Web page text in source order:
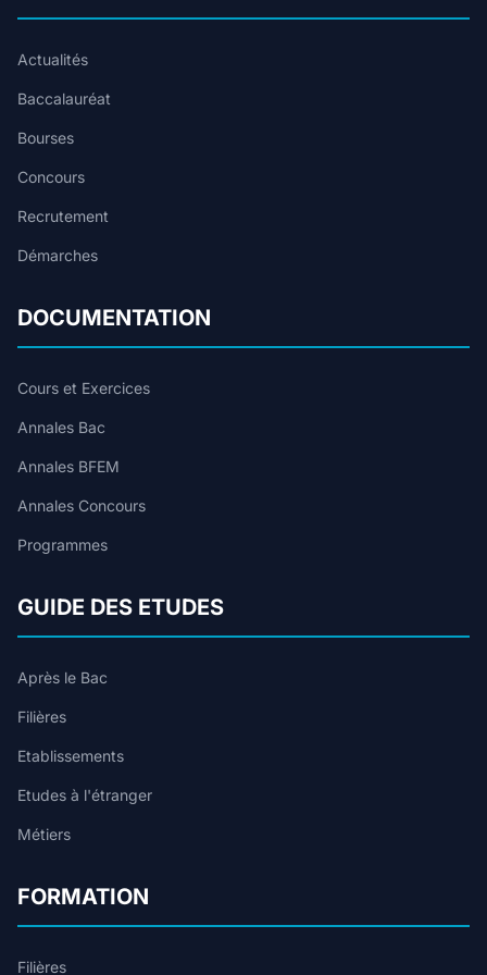
Actualités
Baccalauréat
Bourses
Concours
Recrutement
Démarches
DOCUMENTATION
Cours et Exercices
Annales Bac
Annales BFEM
Annales Concours
Programmes
GUIDE DES ETUDES
Après le Bac
Filières
Etablissements
Etudes à l'étranger
Métiers
FORMATION
Filières